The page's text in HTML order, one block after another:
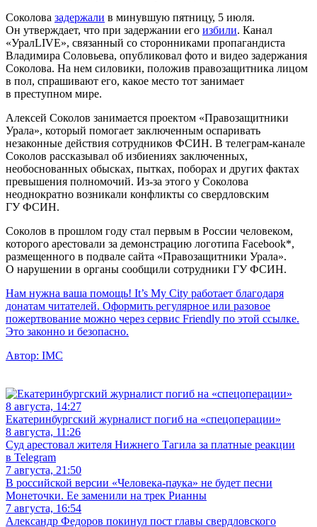
Соколова задержали в минувшую пятницу, 5 июля.
Он утверждает, что при задержании его избили. Канал
«УралLIVE», связанный со сторонниками пропагандиста
Владимира Соловьева, опубликовал фото и видео задержания
Соколова. На нем силовики, положив правозащитника лицом
в пол, спрашивают его, какое место тот занимает
в преступном мире.
Алексей Соколов занимается проектом «Правозащитники
Урала», который помогает заключенным оспаривать
незаконные действия сотрудников ФСИН. В телеграм-канале
Соколов рассказывал об избиениях заключенных,
необоснованных обысках, пытках, поборах и других фактах
превышения полномочий. Из-за этого у Соколова
неоднократно возникали конфликты со свердловским
ГУ ФСИН.
Соколов в прошлом году стал первым в России человеком,
которого арестовали за демонстрацию логотипа Facebook*,
размещенного в подвале сайта «Правозащитники Урала».
О нарушении в органы сообщили сотрудники ГУ ФСИН.
Нам нужна ваша помощь! It’s My City работает благодаря
донатам читателей. Оформить регулярное или разовое
пожертвование можно через сервис Friendly по этой ссылке.
Это законно и безопасно.
Автор: IMC
8 августа, 14:27
Екатеринбургский журналист погиб на «спецоперации»
8 августа, 11:26
Суд арестовал жителя Нижнего Тагила за платные реакции
в Telegram
7 августа, 21:50
В российской версии «Человека-паука» не будет песни
Монеточки. Ее заменили на трек Рианны
7 августа, 16:54
Александр Федоров покинул пост главы свердловского